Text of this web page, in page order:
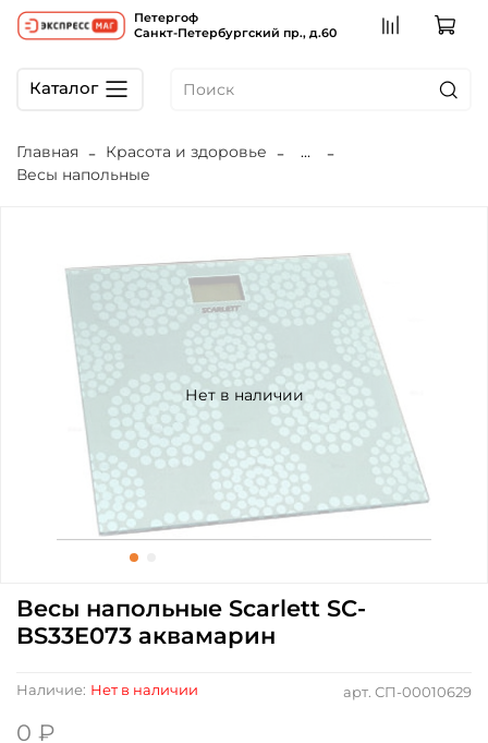
Петергоф
Санкт-Петербургский пр., д.60
Каталог
Главная Красота и здоровье
...
Весы напольные
Нет в наличии
арт. СП-00010629
Наличие: Нет в наличии
Весы напольные Scarlett SC-
BS33E073 аквамарин
0 ₽